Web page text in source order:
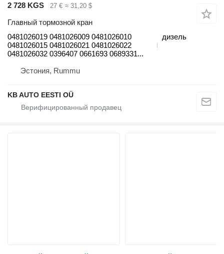
2 728 KGS 27 € ≈ 31,20 $
Главный тормозной кран
0481026019 0481026009 0481026010
0481026015 0481026021 0481026022
0481026032 0396407 0661693 0689331...
дизель
Эстония, Rummu
KB AUTO EESTI OÜ